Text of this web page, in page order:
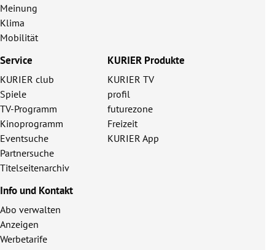
Meinung
Klima
Mobilität
Service
KURIER club
Spiele
TV-Programm
Kinoprogramm
Eventsuche
Partnersuche
Titelseitenarchiv
KURIER Produkte
KURIER TV
profil
futurezone
Freizeit
KURIER App
Info und Kontakt
Abo verwalten
Anzeigen
Werbetarife